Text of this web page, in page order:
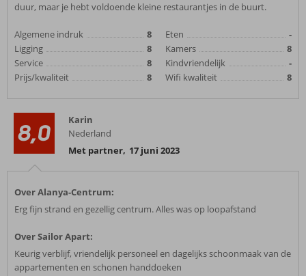
duur, maar je hebt voldoende kleine restaurantjes in de buurt.
Algemene indruk
8
Ligging
8
Service
8
Prijs/kwaliteit
8
Eten
-
Kamers
8
Kindvriendelijk
-
Wifi kwaliteit
8
8,0
Karin
Nederland
Met partner, 17 juni 2023
Over Alanya-Centrum:
Erg fijn strand en gezellig centrum. Alles was op loopafstand
Over Sailor Apart:
Keurig verblijf, vriendelijk personeel en dagelijks schoonmaak van de
appartementen en schonen handdoeken